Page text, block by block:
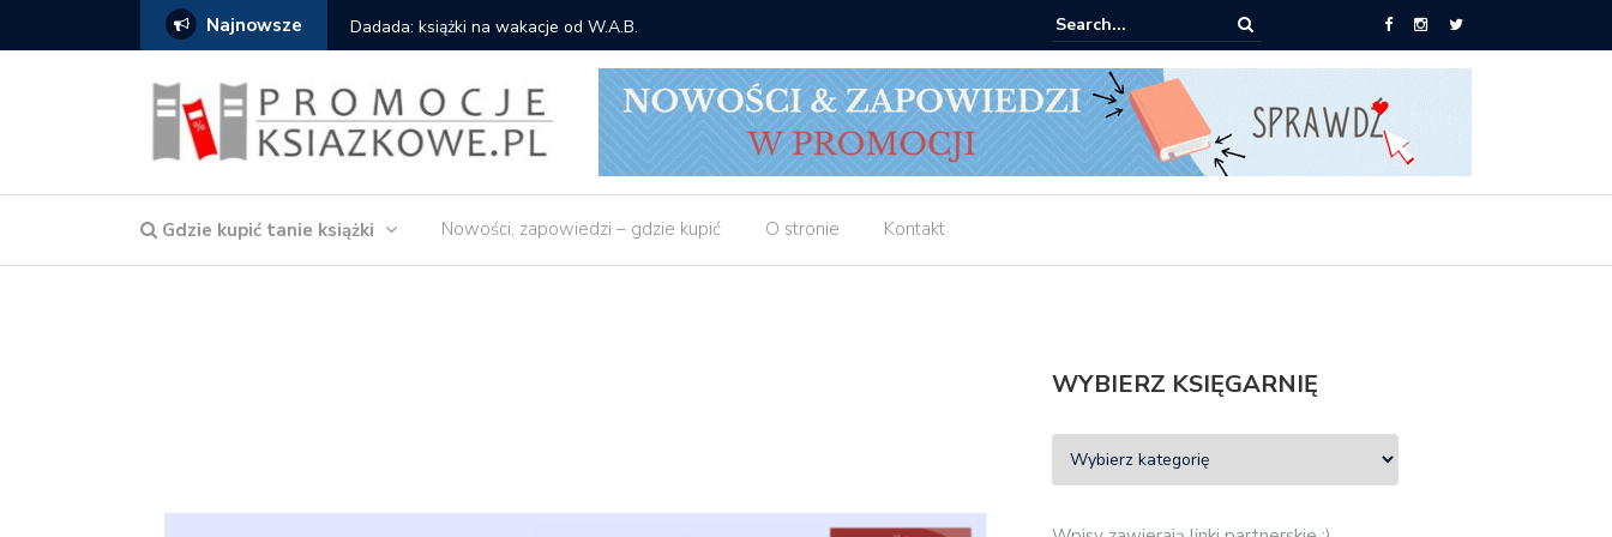
Najnowsze Dadada: książki na wakacje od W.A.B. Gdzie kupić: Mieczysław Gorzka – Copycat
Gdzie kupić tanie książki Nowości, zapowiedzi – gdzie kupić O stronie Kontakt
WYBIERZ KSIĘGARNIĘ